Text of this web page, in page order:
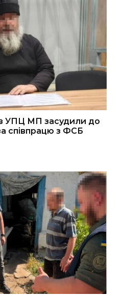
УПЦ МП засудили до
співпрацю з ФСБ